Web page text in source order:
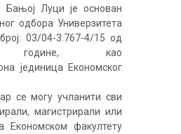
Бањој Луци је основан
одбора Универзитета
03/04-3.767-4/15 од
године, као
јединица Економског
се могу учланити сви
магистрирали или
Економском факултету